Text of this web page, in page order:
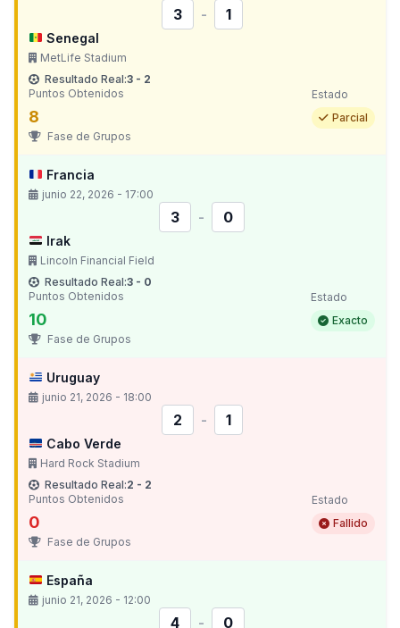
3 - 1
Senegal
MetLife Stadium
Resultado Real:3 - 2
Puntos Obtenidos
8
Estado
Parcial
Fase de Grupos
Francia
junio 22, 2026 - 17:00
3 - 0
Irak
Lincoln Financial Field
Resultado Real:3 - 0
Puntos Obtenidos
10
Estado
Exacto
Fase de Grupos
Uruguay
junio 21, 2026 - 18:00
2 - 1
Cabo Verde
Hard Rock Stadium
Resultado Real:2 - 2
Puntos Obtenidos
0
Estado
Fallido
Fase de Grupos
España
junio 21, 2026 - 12:00
4 - 0